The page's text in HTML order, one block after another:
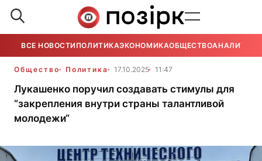
ВСЕ НОВОСТИ ПОЛИТИКАЭКОНОМИКАОБЩЕСТВОАНАЛИТИКА
Общество Политика 17.10.2025 11:47
Лукашенко поручил создавать стимулы для
“закрепления внутри страны талантливой
молодежи“